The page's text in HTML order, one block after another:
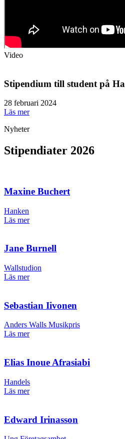
Video
Stipendium till student på
28 februari 2024
Läs mer
Nyheter
Stipendiater 2026
Maxine Buchert
Hanken
Läs mer
Jane Burnell
Wallstudion
Läs mer
Sebastian Iivonen
Anders Walls Musikpris
Läs mer
Elias Inoue Afrasiabi
Handels
Läs mer
Edward Irinasson